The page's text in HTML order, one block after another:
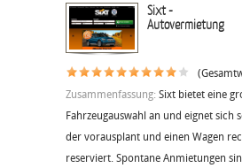
Sixt -
Autovermietung
Zusammenfassung: Sixt bietet eine
Fahrzeugauswahl an und eignet sich
der vorausplant und einen Wagen
reserviert. Spontane Anmietungen